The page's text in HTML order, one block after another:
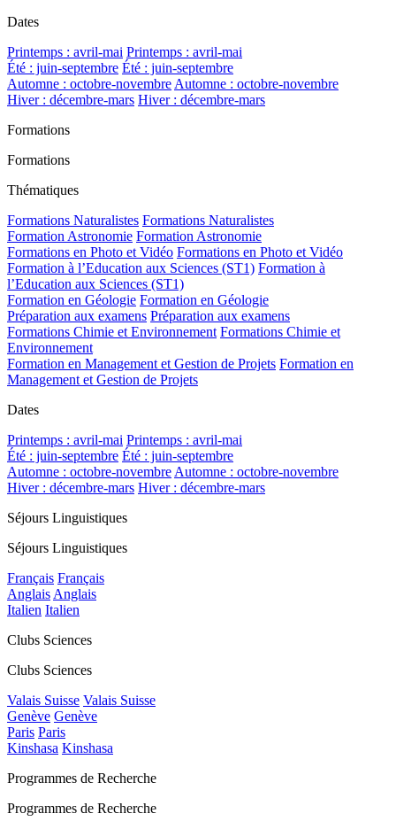
Dates
Printemps : avril-mai Printemps : avril-mai
Été : juin-septembre Été : juin-septembre
Automne : octobre-novembre Automne : octobre-novembre
Hiver : décembre-mars Hiver : décembre-mars
Formations
Formations
Thématiques
Formations Naturalistes Formations Naturalistes
Formation Astronomie Formation Astronomie
Formations en Photo et Vidéo Formations en Photo et Vidéo
Formation à l’Education aux Sciences (ST1) Formation à
l’Education aux Sciences (ST1)
Formation en Géologie Formation en Géologie
Préparation aux examens Préparation aux examens
Formations Chimie et Environnement Formations Chimie et
Environnement
Formation en Management et Gestion de Projets Formation en
Management et Gestion de Projets
Dates
Printemps : avril-mai Printemps : avril-mai
Été : juin-septembre Été : juin-septembre
Automne : octobre-novembre Automne : octobre-novembre
Hiver : décembre-mars Hiver : décembre-mars
Séjours Linguistiques
Séjours Linguistiques
Français Français
Anglais Anglais
Italien Italien
Clubs Sciences
Clubs Sciences
Valais Suisse Valais Suisse
Genève Genève
Paris Paris
Kinshasa Kinshasa
Programmes de Recherche
Programmes de Recherche